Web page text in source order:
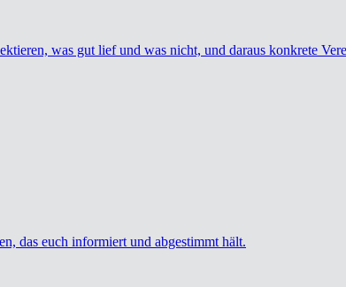
was gut lief und was nicht, und daraus konkrete
das euch informiert und abgestimmt hält.